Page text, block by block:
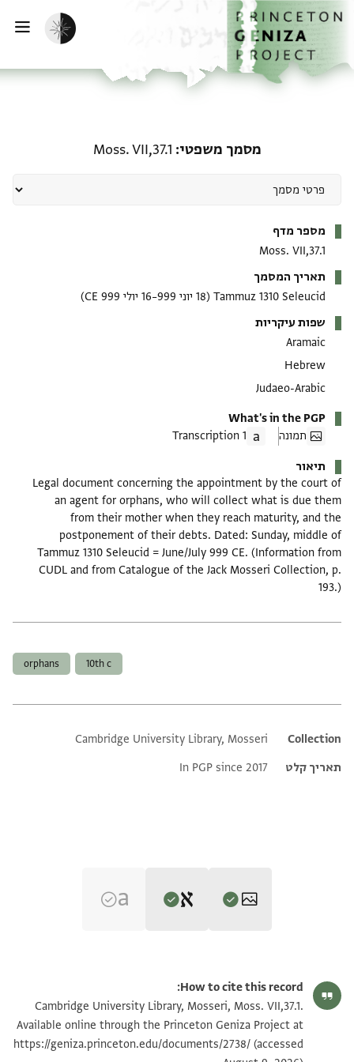
לתוכןהבית
הפעלת מצב כהה
מסמך משפטי Moss. VII,37.1
מספר מדף
Moss. VII,37.1
תאריך המסמך
Tammuz 1310 Seleucid (18 יוני 999–16 יולי 999 CE)
שפות עיקריות
Aramaic
Hebrew
Judaeo-Arabic
What's in the PGP
תמונה
1 Transcription
תיאור
Legal document concerning the appointment by the court of
an agent for orphans, who will collect what is due them
from their mother when they reach maturity, and the
postponement of their debts. Dated: Sunday, middle of
Tammuz 1310 Seleucid = June/July 999 CE. (Information from
CUDL and from Catalogue of the Jack Mosseri Collection, p.
193.)
10th c
orphans
Additional metadata
Collection
Cambridge University Library, Mosseri
תאריך קלט
In PGP since 2017
S. D. Goitein's unpublished edition (1950–85).
אן . . . . א וראינא תאכיר דלך וראו איצא עמומתהם דלך
ורציו בה ורגענא
. . . ] . וכם אלא מא קאלת אלאבא ועלמתנא והו קולהם פי
Moss. VII,37.1 1v הגדל וסובב
תנאי היתר שימוש בתצלום
How to cite this record:
Cambridge University Library, Mosseri, Moss. VII,37.1.
Available online through the Princeton Geniza Project at
https://geniza.princeton.edu/documents/2738/ (accessed